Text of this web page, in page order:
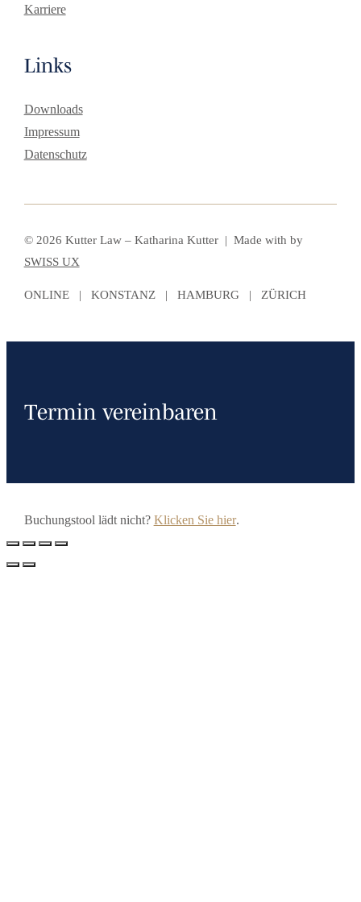
Karriere
Links
Downloads
Impressum
Datenschutz
© 2026 Kutter Law – Katharina Kutter | Made with by
SWISS UX
ONLINE | KONSTANZ | HAMBURG | ZÜRICH
Termin vereinbaren
Buchungstool lädt nicht? Klicken Sie hier.